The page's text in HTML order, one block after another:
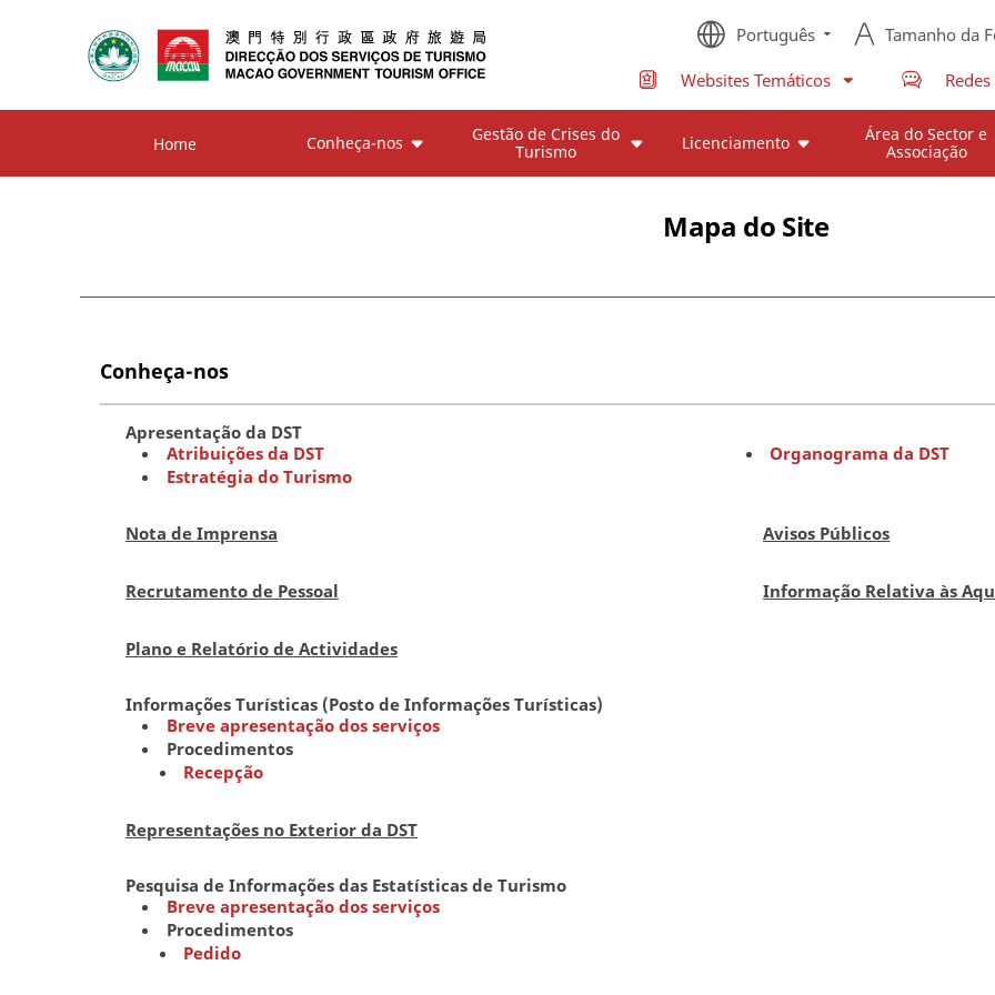
Português Tamanho da
Websites Temáticos
Home Conheça-nos
Gestão de Crises do
Turismo
Licenciamento
Área do Sector e
Associação
Mapa do Site
Conheça-nos
Apresentação da DST
Atribuições da DST
Organograma da DST
Estratégia do Turismo
Nota de Imprensa Avisos Públicos
Recrutamento de Pessoal Informação Relativa às
Plano e Relatório de Actividades
Informações Turísticas (Posto de Informações Turísticas)
Breve apresentação dos serviços
Procedimentos
Recepção
Representações no Exterior da DST
Pesquisa de Informações das Estatísticas de Turismo
Breve apresentação dos serviços
Procedimentos
Pedido